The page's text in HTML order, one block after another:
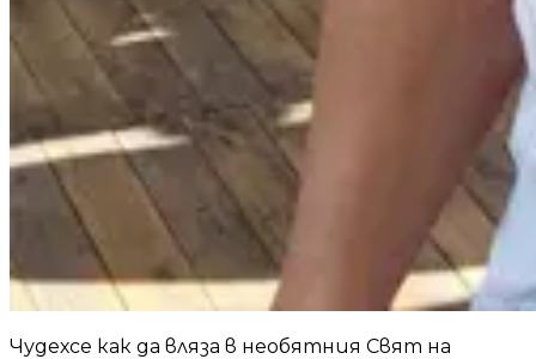
Чудехсе как да вляза в необятния Свят на